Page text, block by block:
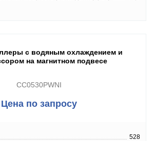
с водяным охлаждением и
на магнитном подвесе
CC0530PWNI
Цена по запросу
528